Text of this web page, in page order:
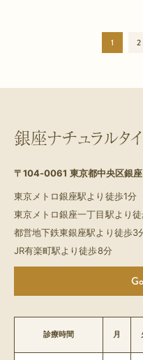
1 2
銀座ナチュラルタ
〒104-0061 東京都中央区銀
東京メトロ銀座駅より徒歩1分
東京メトロ銀座一丁目駅より
都営地下鉄東銀座駅より徒歩3
JR有楽町駅より徒歩8分
診療時間 月